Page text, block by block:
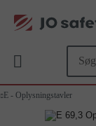
E - Oplysningstavler